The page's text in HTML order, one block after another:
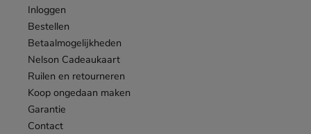
Inloggen
Bestellen
Betaalmogelijkheden
Nelson Cadeaukaart
Ruilen en retourneren
Koop ongedaan maken
Garantie
Contact